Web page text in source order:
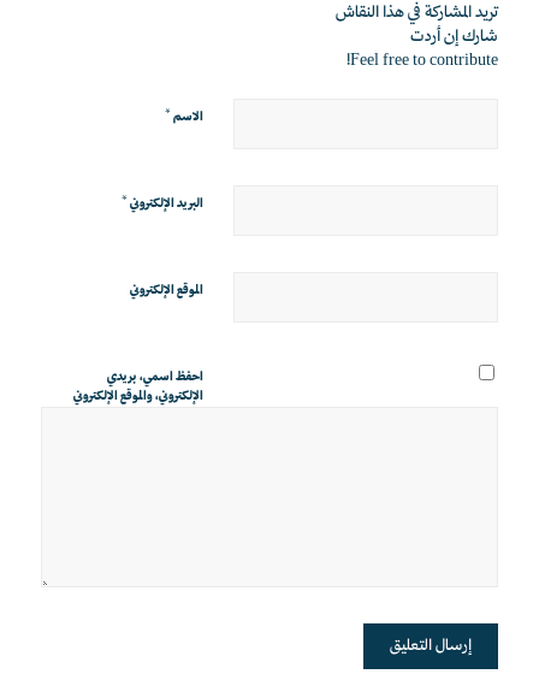
تريد المشاركة في هذا النقاش
شارك إن أردت
Feel free to contribute!
الاسم*
البريد الإلكتروني*
الموقع الإلكتروني
احفظ اسمي، بريدي
الإلكتروني، والموقع الإلكتروني